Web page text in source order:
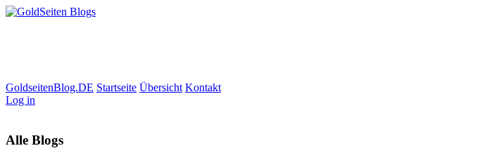
GoldseitenBlog.DE Startseite Übersicht Kontakt
Log in
Alle Blogs